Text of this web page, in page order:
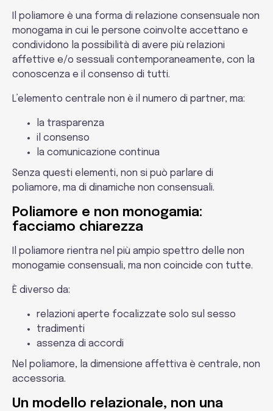
Il poliamore è una forma di relazione consensuale non
monogama in cui le persone coinvolte accettano e
condividono la possibilità di avere più relazioni
affettive e/o sessuali contemporaneamente, con la
conoscenza e il consenso di tutti.
L’elemento centrale non è il numero di partner, ma:
la trasparenza
il consenso
la comunicazione continua
Senza questi elementi, non si può parlare di
poliamore, ma di dinamiche non consensuali.
Poliamore e non monogamia:
facciamo chiarezza
Il poliamore rientra nel più ampio spettro delle non
monogamie consensuali, ma non coincide con tutte.
È diverso da:
relazioni aperte focalizzate solo sul sesso
tradimenti
assenza di accordi
Nel poliamore, la dimensione affettiva è centrale, non
accessoria.
Un modello relazionale, non una